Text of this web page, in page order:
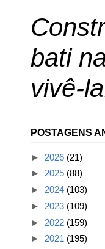
bati
vivê-
POSTAGENS
► 2026 (21)
► 2025 (88)
► 2024 (103)
► 2023 (109)
► 2022 (159)
► 2021 (195)